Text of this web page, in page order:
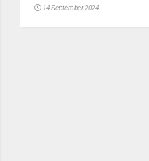
14 September 2024